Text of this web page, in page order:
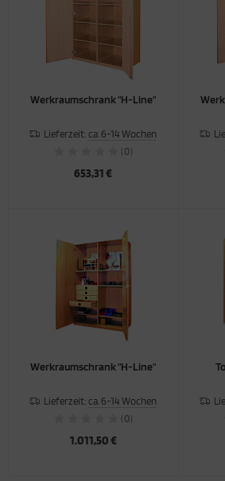
Werkraumschrank "H-Line"
Lieferzeit: ca. 6-14 Wochen
(0)
653,31 €
Werkraumschrank "H-Line"
Lieferzeit: ca. 6-14 Wochen
(0)
1.011,50 €